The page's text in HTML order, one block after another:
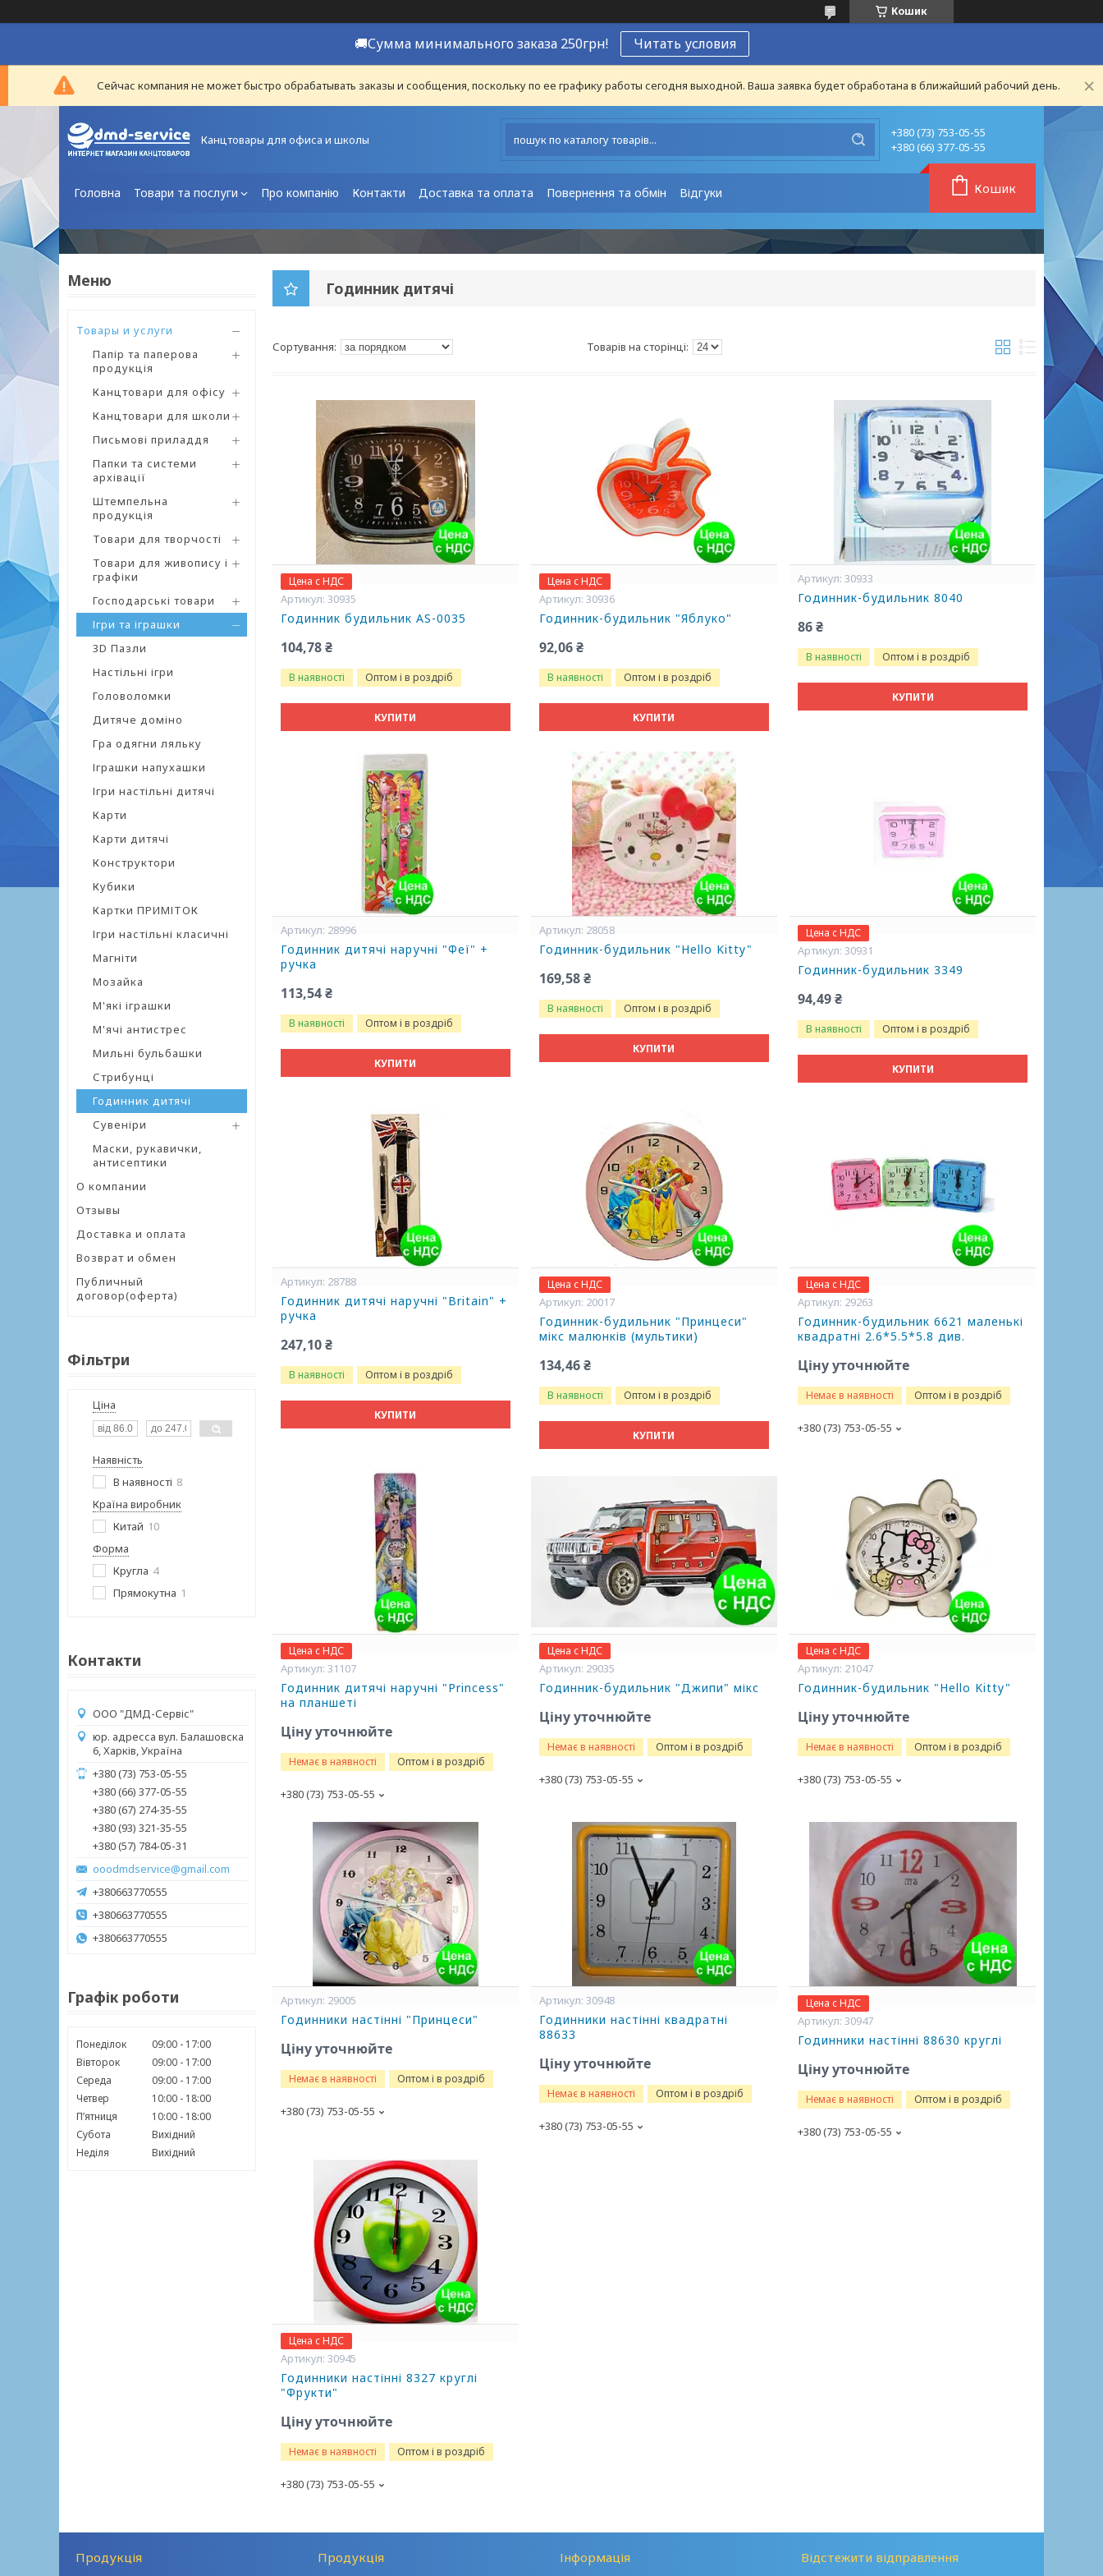
Кошик
🚚Сумма минимального заказа 250грн! Читать условия
Сейчас компания не может быстро обрабатывать заказы и сообщения, поскольку по ее графику работы сегодня выходной. Ваша заявка будет обработана в ближайший рабочий день.
Канцтовары для офиса и школы
+380 (73) 753-05-55
+380 (66) 377-05-55
Головна Товари та послуги Про компанію Контакти Доставка та оплата Повернення та обмін Відгуки Кошик
Товары и услуги
Папір та паперова
продукція
Канцтовари для офісу
Канцтовари для школи
Письмові приладдя
Папки та системи
архівації
Штемпельна
продукція
Товари для творчості
Товари для живопису і
графіки
Господарські товари
Ігри та іграшки
3D Пазли
Настільні ігри
Головоломки
Дитяче доміно
Гра одягни ляльку
Іграшки напухашки
Ігри настільні дитячі
Карти
Карти дитячі
Конструктори
Кубики
Картки ПРИМІТОК
Ігри настільні класичні
Магніти
Мозайка
М'які іграшки
М'ячі антистрес
Мильні бульбашки
Стрибунці
Годинник дитячі
Сувеніри
Маски, рукавички,
антисептики
О компании
Отзывы
Доставка и оплата
Возврат и обмен
Публичный
договор(оферта)
Фільтри
Ціна
Наявність
В наявності 8
Країна виробник
Китай 10
Форма
Кругла 4
Прямокутна 1
Контакти
ООО "ДМД-Сервіс"
юр. адресса вул. Балашовска
6, Харків, Україна
+380 (73) 753-05-55
+380 (66) 377-05-55
+380 (67) 274-35-55
+380 (93) 321-35-55
+380 (57) 784-05-31
ooodmdservice@gmail.com
+380663770555
+380663770555
+380663770555
Графік роботи
Понеділок 09:00
17:00
Вівторок
09:00
17:00
Середа
09:00
17:00
Четвер
10:00
18:00
Пʼятниця
10:00
18:00
Субота
Вихідний
Неділя
Вихідний
Годинник дитячі
Цена с НДС
30935
Годинник будильник AS-0035
104,78 ₴
В наявності Оптом і в роздріб
КУПИТИ
Цена с НДС
30936
Годинник-будильник "Яблуко"
92,06 ₴
В наявності Оптом і в роздріб
КУПИТИ
30933
Годинник-будильник 8040
86 ₴
В наявності Оптом і в роздріб
КУПИТИ
28996
Годинник дитячі наручні "Феї" +
ручка
113,54 ₴
В наявності Оптом і в роздріб
КУПИТИ
28058
Годинник-будильник "Hello Kitty"
169,58 ₴
В наявності Оптом і в роздріб
КУПИТИ
Цена с НДС
30931
Годинник-будильник 3349
94,49 ₴
В наявності Оптом і в роздріб
КУПИТИ
28788
Годинник дитячі наручні "Britain" +
ручка
247,10 ₴
В наявності Оптом і в роздріб
КУПИТИ
Цена с НДС
20017
Годинник-будильник "Принцеси"
мікс малюнків (мультики)
134,46 ₴
В наявності Оптом і в роздріб
КУПИТИ
Цена с НДС
29263
Годинник-будильник 6621 маленькі
квадратні 2.6*5.5*5.8 див.
Ціну уточнюйте
Немає в наявності Оптом і в роздріб
+380 (73) 753-05-55
Цена с НДС
31107
Годинник дитячі наручні "Princess"
на планшеті
Ціну уточнюйте
Немає в наявності Оптом і в роздріб
+380 (73) 753-05-55
Цена с НДС
29035
Годинник-будильник "Джипи" мікс
Ціну уточнюйте
Немає в наявності Оптом і в роздріб
+380 (73) 753-05-55
Цена с НДС
21047
Годинник-будильник "Hello Kitty"
Ціну уточнюйте
Немає в наявності Оптом і в роздріб
+380 (73) 753-05-55
29005
Годинники настінні "Принцеси"
Ціну уточнюйте
Немає в наявності Оптом і в роздріб
+380 (73) 753-05-55
30948
Годинники настінні квадратні
88633
Ціну уточнюйте
Немає в наявності Оптом і в роздріб
+380 (73) 753-05-55
Цена с НДС
30947
Годинники настінні 88630 круглі
Ціну уточнюйте
Немає в наявності Оптом і в роздріб
+380 (73) 753-05-55
Цена с НДС
30945
Годинники настінні 8327 круглі
"Фрукти"
Ціну уточнюйте
Немає в наявності Оптом і в роздріб
+380 (73) 753-05-55
Продукція Продукція Інформація Відстежити відправлення